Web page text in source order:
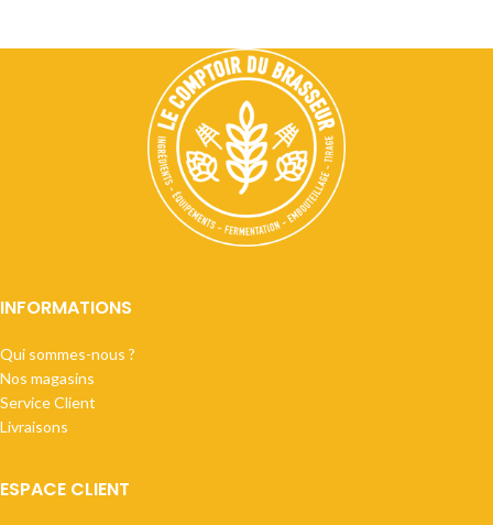
INFORMATIONS
Qui sommes-nous ?
Nos magasins
Service Client
Livraisons
ESPACE CLIENT